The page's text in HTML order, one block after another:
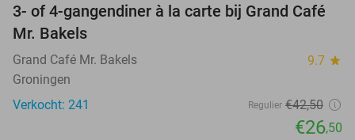
38%
3- of 4-gangendiner à la carte bij Grand Café
Mr. Bakels
Grand Café Mr. Bakels 9.7 star
Groningen
Verkocht: 241
Regulier €42,50
€26,50